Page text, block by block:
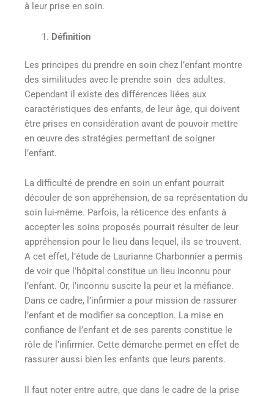
à leur prise en soin.
Définition
Les principes du prendre en soin chez l’enfant montre
des similitudes avec le prendre soin des adultes.
Cependant il existe des différences liées aux
caractéristiques des enfants, de leur âge, qui doivent
être prises en considération avant de pouvoir mettre
en œuvre des stratégies permettant de soigner
l’enfant.
La difficulté de prendre en soin un enfant pourrait
découler de son appréhension, de sa représentation du
soin lui-même. Parfois, la réticence des enfants à
accepter les soins proposés pourrait résulter de leur
appréhension pour le lieu dans lequel, ils se trouvent.
A cet effet, l’étude de Laurianne Charbonnier a permis
de voir que l’hôpital constitue un lieu inconnu pour
l’enfant. Or, l’inconnu suscite la peur et la méfiance.
Dans ce cadre, l’infirmier a pour mission de rassurer
l’enfant et de modifier sa conception. La mise en
confiance de l’enfant et de ses parents constitue le
rôle de l’infirmier. Cette démarche permet en effet de
rassurer aussi bien les enfants que leurs parents.
Il faut noter entre autre, que dans le cadre de la prise